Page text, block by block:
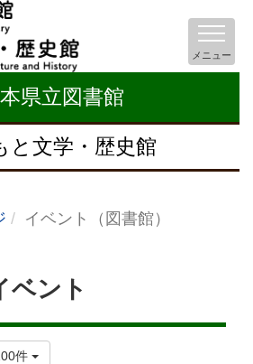
県立図書館
と文学・歴史館
メニュー
イベント（図書館）
ベント
件